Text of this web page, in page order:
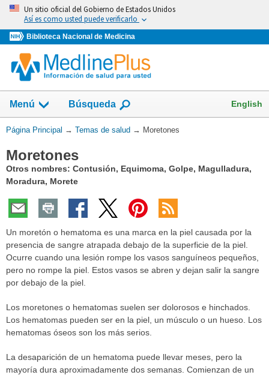
Omita
vaya
al
Contenido
Un sitio oficial del Gobierno de Estados Unidos
Así es como usted puede verificarlo
Biblioteca Nacional de Medicina
Menú
Mostrar
campo
de
Búsqueda English
Usted
aquí:
Página Principal → Temas de salud → Moretones
Moretones
Otros nombres: Contusión, Equimoma, Golpe, Magulladura,
Moradura, Morete
Un moretón o hematoma es una marca en la piel causada por la
presencia de sangre atrapada debajo de la superficie de la piel.
Ocurre cuando una lesión rompe los vasos sanguíneos pequeños,
pero no rompe la piel. Estos vasos se abren y dejan salir la sangre
por debajo de la piel.
Los moretones o hematomas suelen ser dolorosos e hinchados.
Los hematomas pueden ser en la piel, un músculo o un hueso. Los
hematomas óseos son los más serios.
La desaparición de un hematoma puede llevar meses, pero la
mayoría dura aproximadamente dos semanas. Comienzan de un